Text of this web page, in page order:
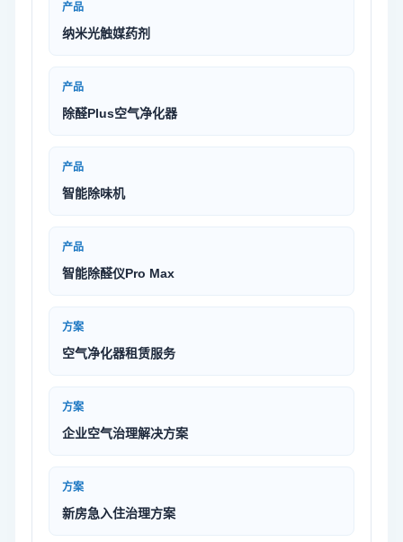
产品
纳米光触媒药剂
产品
除醛Plus空气净化器
产品
智能除味机
产品
智能除醛仪Pro Max
方案
空气净化器租赁服务
方案
企业空气治理解决方案
方案
新房急入住治理方案